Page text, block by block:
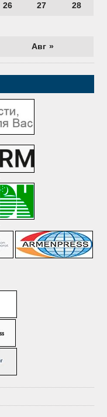
Авг »
26 27 28